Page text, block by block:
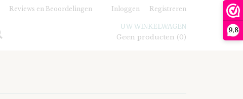
9,8
Reviews en Beoordelingen Inloggen Registreren
UW WINKELWAGEN
Geen producten (0)